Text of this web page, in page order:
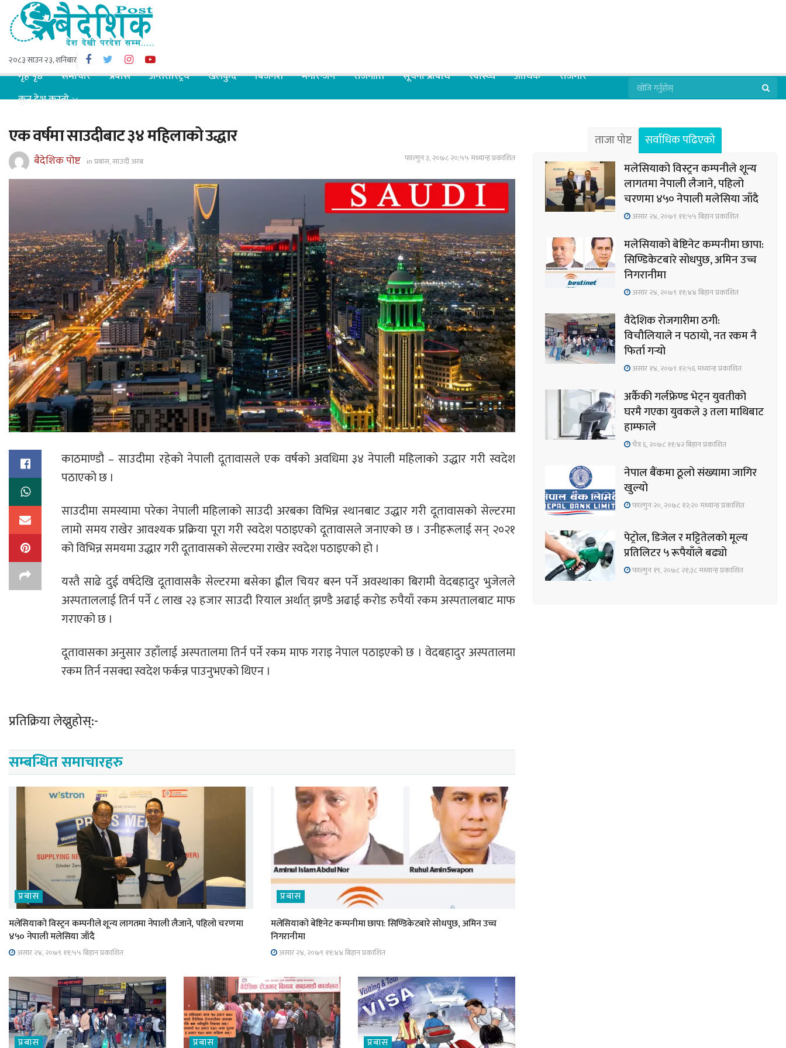
२०८३ साउन २३, शनिबार
गृह पृष्ठ समाचार प्रबास अन्तरास्ट्रिय खेलकुद बिजनेश मनोरन्जन राजनीति सूचना प्रबिधि स्वास्थ्य आर्थिक
रोजगार
कुन देश कस्तो
एक वर्षमा साउदीबाट ३४ महिलाको उद्धार
बैदेशिक पोष्ट inप्रबास,साउदी अरब फाल्गुन ३, २०७८ २०;५५ मध्यान्ह प्रकाशित
काठमाण्डौ – साउदीमा रहेको नेपाली दूतावासले एक वर्षको अवधिमा ३४ नेपाली महिलाको उद्धार गरी स्वदेश
पठाएको छ ।
साउदीमा समस्यामा परेका नेपाली महिलाको साउदी अरबका विभिन्न स्थानबाट उद्धार गरी दूतावासको सेल्टरमा
लामो समय राखेर आवश्यक प्रक्रिया पूरा गरी स्वदेश पठाइएको दूतावासले जनाएको छ । उनीहरूलाई सन् २०२१
को विभिन्न समयमा उद्धार गरी दूतावासको सेल्टरमा राखेर स्वदेश पठाइएको हो ।
यस्तै साढे दुई वर्षदेखि दूतावासकै सेल्टरमा बसेका ह्वील चियर बस्न पर्ने अवस्थाका बिरामी वेदबहादुर भुजेलले
अस्पताललाई तिर्न पर्ने ८ लाख २३ हजार साउदी रियाल अर्थात् झण्डै अढाई करोड रुपैयाँ रकम अस्पतालबाट माफ
गराएको छ ।
दूतावासका अनुसार उहाँलाई अस्पतालमा तिर्न पर्ने रकम माफ गराइ नेपाल पठाइएको छ । वेदबहादुर अस्पतालमा
रकम तिर्न नसक्दा स्वदेश फर्कन्न पाउनुभएको थिएन ।
प्रतिक्रिया लेख्नुहोस्:-
सम्बन्धित समाचारहरु
प्रबास
मलेसियाको विस्ट्रन कम्पनीले शून्य लागतमा नेपाली लैजाने, पहिलो चरणमा
४५० नेपाली मलेसिया जाँदै
असार २४, २०७९ ११;५५ बिहान प्रकाशित
प्रबास
मलेसियाको बेष्टिनेट कम्पनीमा छापा: सिण्डिकेटबारे सोधपुछ, अमिन उच्च
निगरानीमा
असार २४, २०७९ ११;४४ बिहान प्रकाशित
प्रबास प्रबास प्रबास
ताजा पोष्ट
सर्वाधिक पढिएको
मलेसियाको विस्ट्रन कम्पनीले शून्य
लागतमा नेपाली लैजाने, पहिलो
चरणमा ४५० नेपाली मलेसिया जाँदै
असार २४, २०७९ ११;५५ बिहान प्रकाशित
मलेसियाको बेष्टिनेट कम्पनीमा छापा:
सिण्डिकेटबारे सोधपुछ, अमिन उच्च
निगरानीमा
असार २४, २०७९ ११;४४ बिहान प्रकाशित
वैदेशिक रोजगारीमा ठगी:
विचौलियाले न पठायो, नत रकम नै
फिर्ता गर्‍यो
असार १४, २०७९ १२;५६ मध्यान्ह प्रकाशित
अर्कैकी गर्लफ्रेण्ड भेट्न युवतीको
घरमै गएका युवकले ३ तला माथिबाट
हाम्फाले
चैत्र ६, २०७८ ११;४२ बिहान प्रकाशित
नेपाल बैंकमा ठूलो संख्यामा जागिर
खुल्यो
फाल्गुन २०, २०७८ १२;२० मध्यान्ह प्रकाशित
पेट्रोल, डिजेल र मट्टितेलको मूल्य
प्रतिलिटर ५ रूपैयाँले बढ्यो
फाल्गुन १९, २०७८ २१;३८ मध्यान्ह प्रकाशित